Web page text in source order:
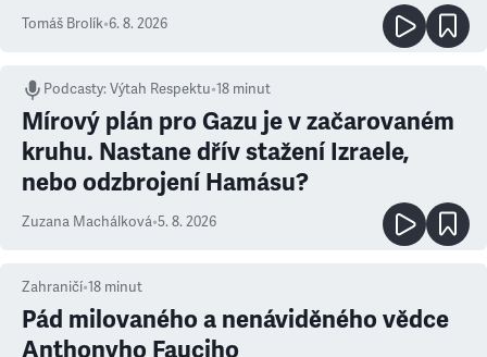
Tomáš Brolík•6. 8. 2026
Podcasty:Výtah Respektu•18 minut
Mírový plán pro Gazu je v začarovaném
kruhu. Nastane dřív stažení Izraele,
nebo odzbrojení Hamásu?
Zuzana Machálková•5. 8. 2026
Zahraničí•18 minut
Pád milovaného a nenáviděného vědce
Anthonyho Fauciho